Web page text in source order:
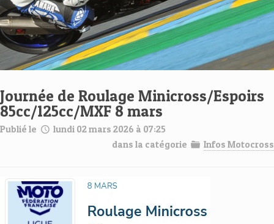
Journée de Roulage Minicross/Espoirs
85cc/125cc/MXF 8 mars
Publié le
lundi 02 mars 2026 à 07:25
dans la catégorie
Infos Motocross